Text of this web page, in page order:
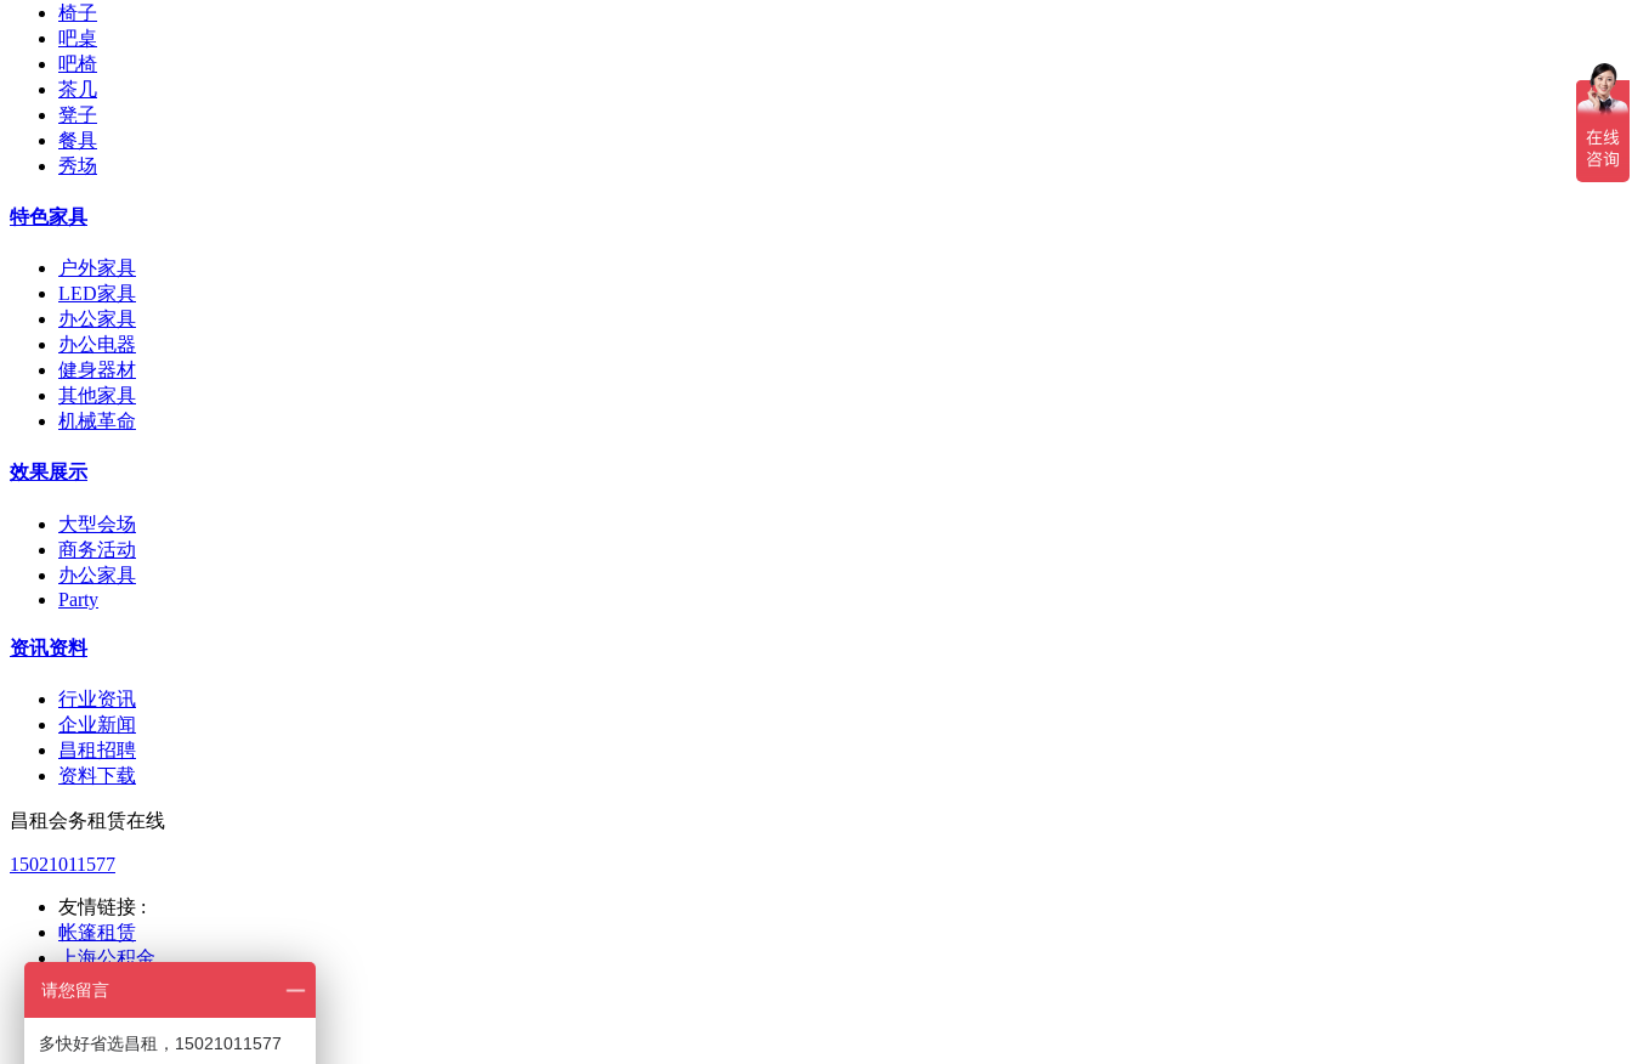
椅子
吧桌
吧椅
茶几
凳子
餐具
秀场
特色家具
户外家具
LED家具
办公家具
办公电器
健身器材
其他家具
机械革命
效果展示
大型会场
商务活动
办公家具
Party
资讯资料
行业资讯
企业新闻
昌租招聘
资料下载
昌租会务租赁在线
15021011577
友情链接 :
帐篷租赁
上海公积金
上海人力
世博展览
请您留言
多快好省选昌租，15021011577